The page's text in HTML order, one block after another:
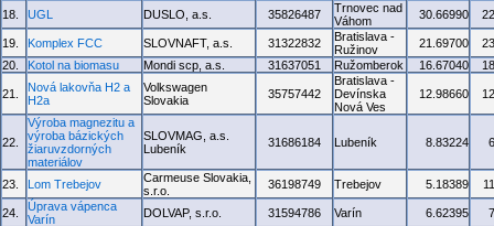
18. UGL DUSLO, a.s. 35826487
Trnovec nad
Váhom
30.66990
19. Komplex FCC SLOVNAFT, a.s. 31322832
Bratislava -
Ružinov
21.69700
20.
Kotol na biomasu Mondi scp, a.s. 31637051 Ružomberok 16.67040
21.
Nová lakovňa H2 a
H2a
Volkswagen
Slovakia
35757442
Bratislava -
Devínska
Nová Ves
12.98660
22.
Výroba magnezitu a
výroba bázických
žiaruvzdorných
materiálov
SLOVMAG, a.s.
Lubeník
31686184 Lubeník 8.83224
23. Lom Trebejov
Carmeuse Slovakia,
s.r.o.
36198749 Trebejov 5.18389
24.
Úprava vápenca
Varín
DOLVAP, s.r.o. 31594786 Varín 6.62395